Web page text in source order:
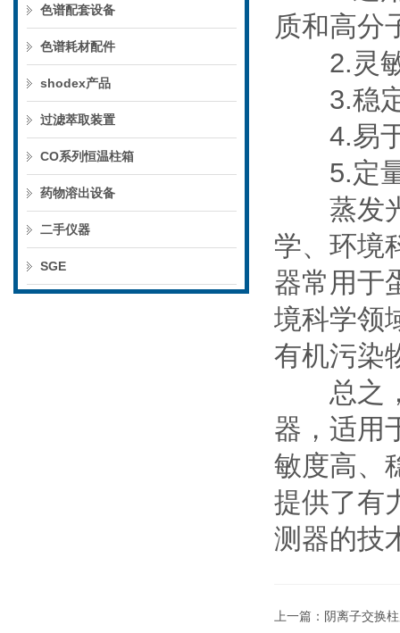
色谱配套设备
色谱耗材配件
shodex产品
过滤萃取装置
CO系列恒温柱箱
药物溶出设备
二手仪器
SGE
质和高分
2.灵敏
3.稳定
4.易于
5.定量
蒸发光
学、环境
器常用于
境科学领
有机污染
总之，
器，适用
敏度高、
提供了有
测器的技
上一篇： 阴离子交换